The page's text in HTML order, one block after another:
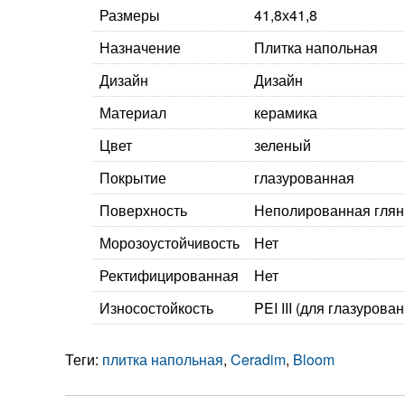
Размеры
41,8х41,8
Назначение
Плитка напольная
Дизайн
Дизайн
Материал
керамика
Цвет
зеленый
Покрытие
глазурованная
Поверхность
Неполированная
Морозоустойчивость
Нет
Ректифицированная
Нет
Износостойкость
PEI III (для
Теги: плитка напольная, Ceradim, Bloom